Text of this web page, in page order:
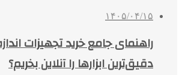
۱۴۰۵/۰۴/۱۵
راهنمای جامع خرید تجهیزات
دقیق‌ترین ابزارها را آنلاین بخریم؟